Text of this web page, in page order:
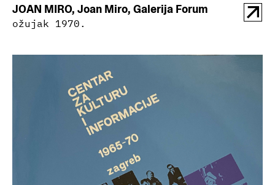
JOAN MIRO, Joan Miro, Galerija Forum
ožujak 1970.